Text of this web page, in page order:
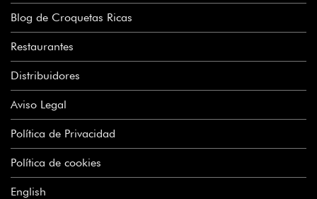
Blog de Croquetas Ricas
Restaurantes
Distribuidores
Aviso Legal
Política de Privacidad
Política de cookies
English